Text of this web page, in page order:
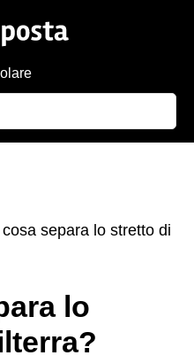
separa lo stretto di
lo